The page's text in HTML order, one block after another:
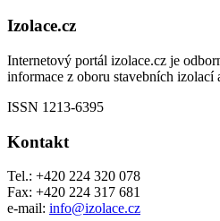
Izolace.cz
Internetový portál izolace.cz je
informace z oboru stavebních izolací
ISSN 1213-6395
Kontakt
Tel.: +420 224 320 078
Fax: +420 224 317 681
e-mail: info@izolace.cz